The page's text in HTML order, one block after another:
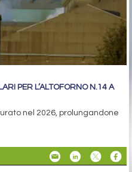
PER L’ALTOFORNO N.14 A
nel 2026, prolungandone